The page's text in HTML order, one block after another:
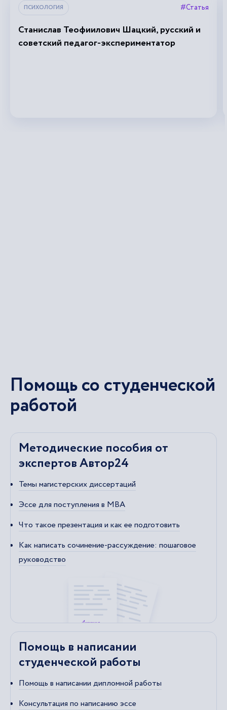
ПСИХОЛОГИЯ #Статья
Станислав Теофиилович Шацкий, русский и
советский педагог-экспериментатор
Помощь со студенческой
работой
Методические пособия от
экспертов Автор24
Темы магистерских диссертаций
Эссе для поступления в MBA
Что такое презентация и как ее подготовить
Как написать сочинение-рассуждение: пошаговое
руководство
Помощь в написании
студенческой работы
Помощь в написании дипломной работы
Консультация по написанию эссе